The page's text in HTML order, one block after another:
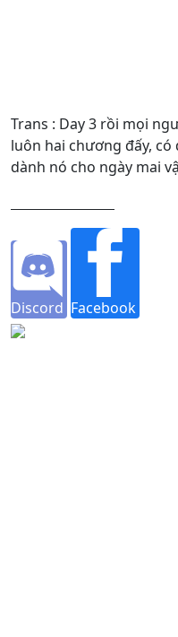
Trans : Day 3 rồi mọi
luôn hai chương đấy,
dành nó cho ngày mai
Discord Facebook